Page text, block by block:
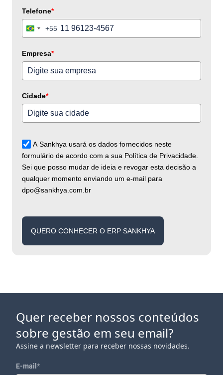
Telefone*
Brazil+55
Empresa*
Cidade*
A Sankhya usará os dados fornecidos neste
formulário de acordo com a sua Política de Privacidade.
Sei que posso mudar de ideia e revogar esta decisão a
qualquer momento enviando um e-mail para
dpo@sankhya.com.br
QUERO CONHECER O ERP SANKHYA
Quer receber nossos conteúdos
sobre gestão em seu email?
Assine a newsletter para receber nossas novidades.
E-mail*